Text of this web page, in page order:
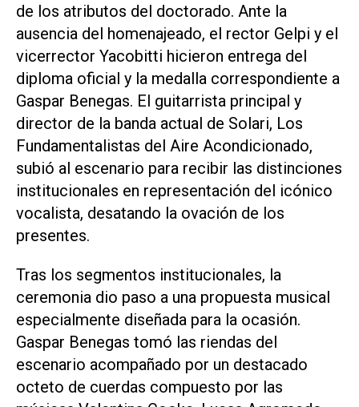
de los atributos del doctorado. Ante la
ausencia del homenajeado, el rector Gelpi y el
vicerrector Yacobitti hicieron entrega del
diploma oficial y la medalla correspondiente a
Gaspar Benegas. El guitarrista principal y
director de la banda actual de Solari, Los
Fundamentalistas del Aire Acondicionado,
subió al escenario para recibir las distinciones
institucionales en representación del icónico
vocalista, desatando la ovación de los
presentes.
Tras los segmentos institucionales, la
ceremonia dio paso a una propuesta musical
especialmente diseñada para la ocasión.
Gaspar Benegas tomó las riendas del
escenario acompañado por un destacado
octeto de cuerdas compuesto por las